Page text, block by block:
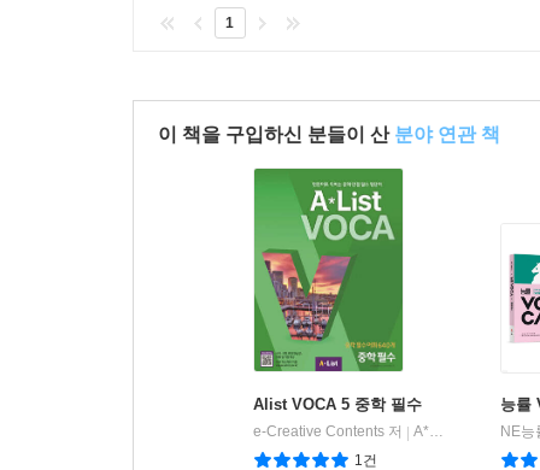
1
이 책을 구입하신 분들이 산 분야 연관 책
Alist VOCA 5 중학 필수
e-Creative Contents 저 | A*List
1건
능률
NE능